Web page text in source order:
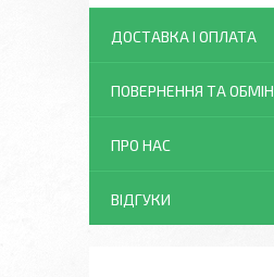
ДОСТАВКА І ОПЛАТА
ПОВЕРНЕННЯ ТА ОБМІН
ПРО НАС
ВІДГУКИ